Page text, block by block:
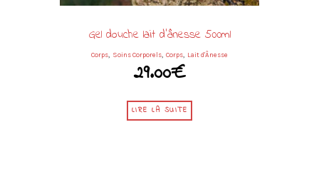
Gel douche lait d’ânesse 500ml
Corps Soins Corporels Corps Lait d'Ânesse
29.00€
LIRE LA SUITE